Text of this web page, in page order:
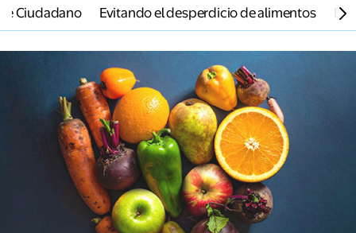
Ciudadano Evitando el desperdicio de alimentos